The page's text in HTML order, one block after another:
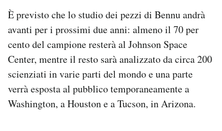
È previsto che lo studio dei pezzi di Bennu andrà
avanti per i prossimi due anni: almeno il 70 per
cento del campione resterà al Johnson Space
Center, mentre il resto sarà analizzato da circa 200
scienziati in varie parti del mondo e una parte
verrà esposta al pubblico temporaneamente a
Washington, a Houston e a Tucson, in Arizona.